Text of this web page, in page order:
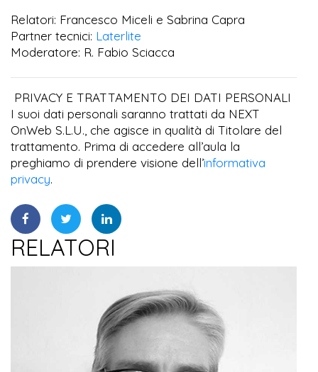
Relatori: Francesco Miceli e Sabrina Capra
Partner tecnici: Laterlite
Moderatore: R. Fabio Sciacca
PRIVACY E TRATTAMENTO DEI DATI PERSONALI
I suoi dati personali saranno trattati da NEXT
OnWeb S.L.U., che agisce in qualità di Titolare del
trattamento. Prima di accedere all’aula la
preghiamo di prendere visione dell’informativa
privacy.
RELATORI